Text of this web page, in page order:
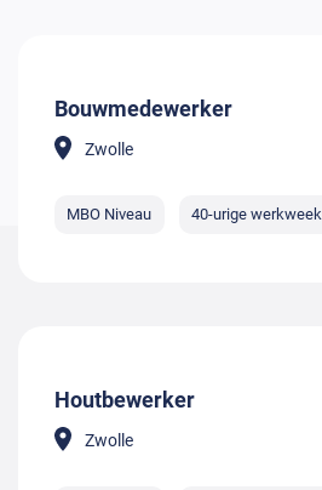
Bouwmedewerker
Zwolle
MBO Niveau 40-urige werkweek
Houtbewerker
Zwolle